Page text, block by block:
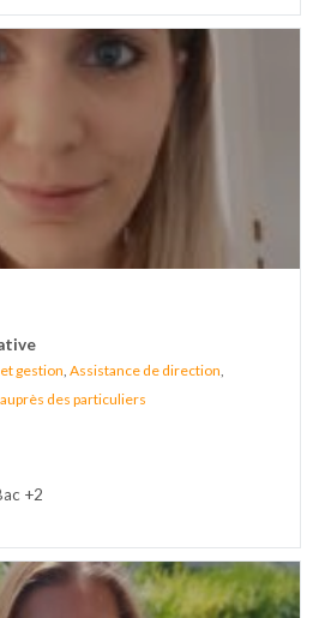
gestion Assistance de direction
des particuliers
+2